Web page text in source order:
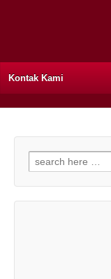
Kontak Kami
Search for: